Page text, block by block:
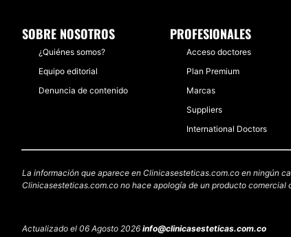
SOBRE NOSOTROS
¿Quiénes somos?
Equipo editorial
Denuncia de contenido
PROFESIONALES
Acceso doctores
Plan Premium
Marcas
Suppliers
International Doctors
La información que aparece en Clinicasesteticas.com.co en ningún
Clinicasesteticas.com.co no hace apología de un producto comercial
Actualizado el 06 Agosto 2026 info@clinicasesteticas.com.co